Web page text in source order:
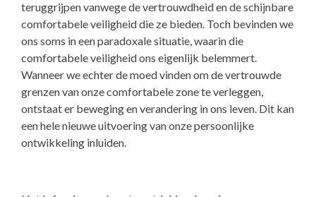
teruggrijpen vanwege de vertrouwdheid en de schijnbare
comfortabele veiligheid die ze bieden. Toch bevinden we
ons soms in een paradoxale situatie, waarin die
comfortabele veiligheid ons eigenlijk belemmert.
Wanneer we echter de moed vinden om de vertrouwde
grenzen van onze comfortabele zone te verleggen,
ontstaat er beweging en verandering in ons leven. Dit kan
een hele nieuwe uitvoering van onze persoonlijke
ontwikkeling inluiden.